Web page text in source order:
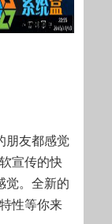
朋友都感觉
宣传的快
觉。全新的
性等你来